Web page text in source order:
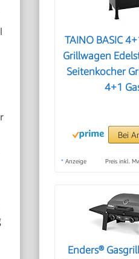
TAINO BASIC
Grillwagen
Seitenkocher
4+1
Bei
* Anzeige Preis inkl.
Enders®